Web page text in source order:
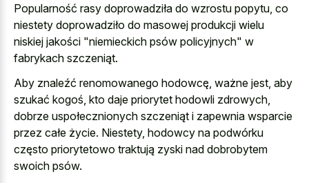
Popularność rasy doprowadziła do wzrostu popytu, co
niestety doprowadziło do masowej produkcji wielu
niskiej jakości "niemieckich psów policyjnych" w
fabrykach szczeniąt.
Aby znaleźć renomowanego hodowcę, ważne jest, aby
szukać kogoś, kto daje priorytet hodowli zdrowych,
dobrze uspołecznionych szczeniąt i zapewnia wsparcie
przez całe życie. Niestety, hodowcy na podwórku
często priorytetowo traktują zyski nad dobrobytem
swoich psów.